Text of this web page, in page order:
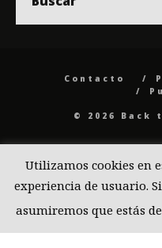
Contacto
© 2026 Back
Utilizamos cookies en
experiencia de usuario.
asumiremos que estás